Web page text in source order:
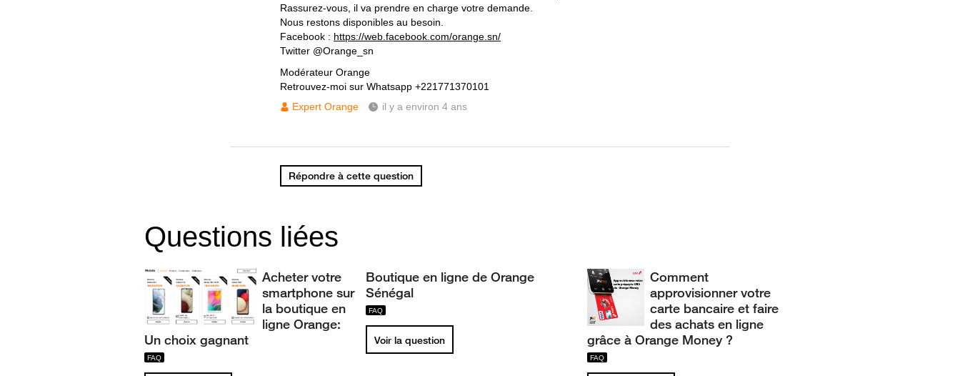
Rassurez-vous, il va prendre en charge votre demande.
Nous restons disponibles au besoin.
Facebook : https://web.facebook.com/orange.sn/
Twitter @Orange_sn
Modérateur Orange
Retrouvez-moi sur Whatsapp +221771370101
Expert Orange
il y a environ 4 ans
Répondre à cette question
Questions liées
Acheter votre
smartphone sur
la boutique en
ligne Orange:
Un choix gagnant
Boutique en ligne de Orange
Sénégal
Voir la question
Comment
approvisionner votre
carte bancaire et faire
des achats en ligne
grâce à Orange Money ?